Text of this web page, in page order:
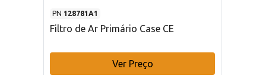
PN 128781A1
Filtro de Ar Primário Case CE
Ver Preço